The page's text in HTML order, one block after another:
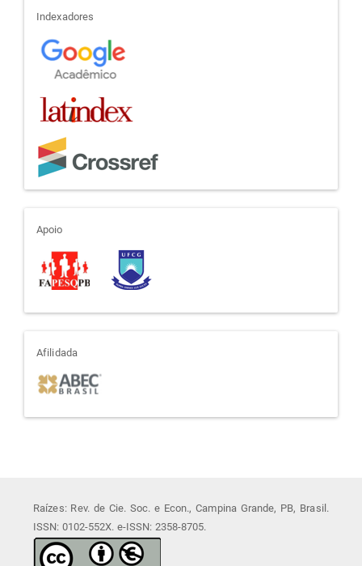
indexadores
Indexadores
apoio
Apoio
afiliada
Afilidada
Raízes: Rev. de Cie. Soc. e Econ., Campina Grande, PB, Brasil.
ISSN: 0102-552X. e-ISSN: 2358-8705.